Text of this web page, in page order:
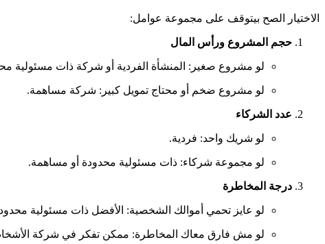
الاختيار الصح بيتوقف على مجموعة عوامل:
حجم المشروع ورأس المال
لو مشروع صغير: المنشأة الفردية أو شركة ذات مسئولية
لو مشروع ضخم أو محتاج تمويل كبير: شركة مساهمة.
عدد الشركاء
لو شريك واحد: فردية.
لو مجموعة شركاء: ذات مسئولية محدودة أو مساهمة.
درجة المخاطرة
لو عايز تحمي أموالك الشخصية: الأفضل ذات مسئولية
لو مش فارق معاك المخاطرة: ممكن تفكر في شركة